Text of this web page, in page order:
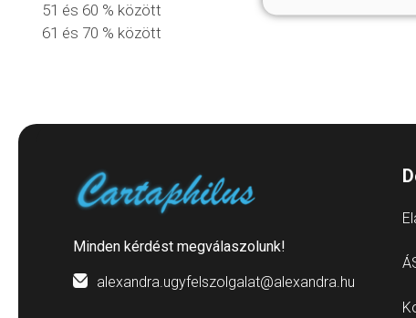
51 és 60 % között
61 és 70 % között
Minden kérdést megválaszolunk!
alexandra.ugyfelszolgalat@alexandra.hu